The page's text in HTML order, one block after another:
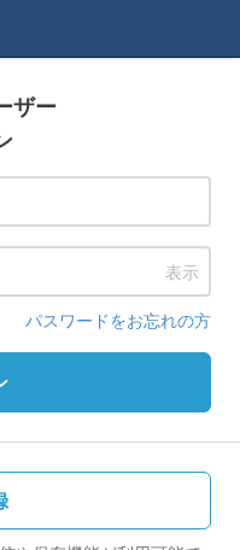
ザー
表示
パスワードをお忘れの方